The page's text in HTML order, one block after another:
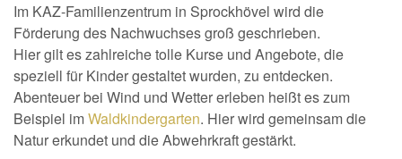
Im KAZ-Familienzentrum in Sprockhövel wird die
Förderung des Nachwuchses groß geschrieben.
Hier gilt es zahlreiche tolle Kurse und Angebote, die
speziell für Kinder gestaltet wurden, zu entdecken.
Abenteuer bei Wind und Wetter erleben heißt es zum
Beispiel imWaldkindergarten. Hier wird gemeinsam die
Natur erkundet und die Abwehrkraft gestärkt.